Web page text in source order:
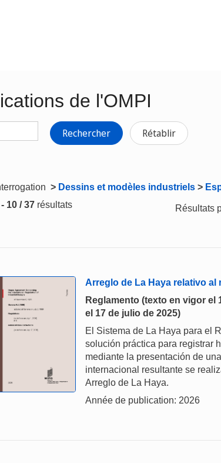
de l'OMPI
Rechercher Rétablir
> Dessins et modèles industriels >
- 10 / 37 résultats Résultats
Arreglo de La Haya relativo
Reglamento (texto en vigor
el 17 de julio de 2025)
El Sistema de La Haya para el
solución práctica para registrar
mediante la presentación de
internacional resultante se
Arreglo de La Haya.
Année de publication: 2026